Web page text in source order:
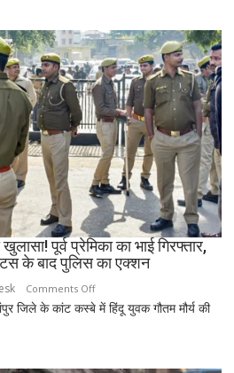
साल
18
करोड़
की
दान
चोरी
का
दावा,
राज
ठाकरे
ने
राम
का
पूर्व प्रेमिका का भाई गिरफ्तार,
के बाद पुलिस का एक्शन
Comments Offon
शाहजहांपुर
बड़ा
जिले के कांट कस्बे में हिंदू युवक गौतम मौर्य की